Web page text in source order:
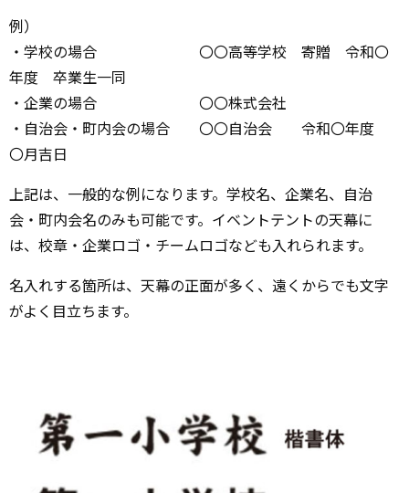
例）
・学校の場合 〇〇高等学校 寄贈 令和〇
年度 卒業生一同
・企業の場合 〇〇株式会社
・自治会・町内会の場合 〇〇自治会 令和〇年度
〇月吉日
上記は、一般的な例になります。学校名、企業名、自治
会・町内会名のみも可能です。イベントテントの天幕に
は、校章・企業ロゴ・チームロゴなども入れられます。
名入れする箇所は、天幕の正面が多く、遠くからでも文字
がよく目立ちます。